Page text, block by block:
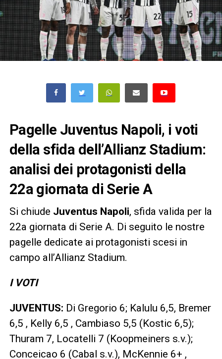
Pagelle Juventus Napoli, i voti
della sfida dell’Allianz Stadium:
analisi dei protagonisti della
22a giornata di Serie A
Si chiude Juventus Napoli, sfida valida per la
22a giornata di Serie A. Di seguito le nostre
pagelle dedicate ai protagonisti scesi in
campo all’Allianz Stadium.
I VOTI
JUVENTUS: Di Gregorio 6; Kalulu 6,5, Bremer
6,5 , Kelly 6,5 , Cambiaso 5,5 (Kostic 6,5);
Thuram 7, Locatelli 7 (Koopmeiners s.v.);
Conceicao 6 (Cabal s.v.), McKennie 6+ ,